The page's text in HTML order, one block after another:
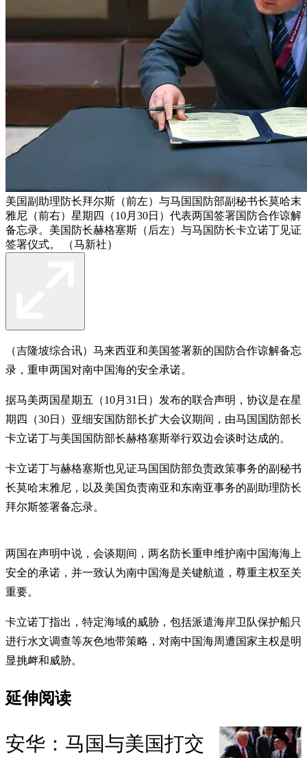
美国副助理防长拜尔斯（前左）与马国国防部副秘书长莫哈末
雅尼（前右）星期四（10月30日）代表两国签署国防合作谅解
备忘录。美国防长赫格塞斯（后左）与马国防长卡立诺丁见证
签署仪式。 （马新社）
（吉隆坡综合讯）马来西亚和美国签署新的国防合作谅解备忘
录，重申两国对南中国海的安全承诺。
据马美两国星期五（10月31日）发布的联合声明，协议是在星
期四（30日）亚细安国防部长扩大会议期间，由马国国防部长
卡立诺丁与美国国防部长赫格塞斯举行双边会谈时达成的。
卡立诺丁与赫格塞斯也见证马国国防部负责政策事务的副秘书
长莫哈末雅尼，以及美国负责南亚和东南亚事务的副助理防长
拜尔斯签署备忘录。
两国在声明中说，会谈期间，两名防长重申维护南中国海海上
安全的承诺，并一致认为南中国海是关键航道，尊重主权至关
重要。
卡立诺丁指出，特定海域的威胁，包括派遣海岸卫队保护船只
进行水文调查等灰色地带策略，对南中国海周遭国家主权是明
显挑衅和威胁。
延伸阅读
安华：马国与美国打交